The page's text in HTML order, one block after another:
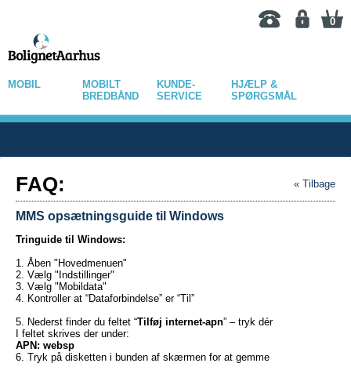
0
MOBIL
MOBILT
BREDBÅND
KUNDE-
SERVICE
HJÆLP &
SPØRGSMÅL
FAQ: « Tilbage
MMS opsætningsguide til Windows
Tringuide til Windows:
1. Åben "Hovedmenuen"
2. Vælg "Indstillinger"
3. Vælg "Mobildata"
4. Kontroller at “Dataforbindelse” er “Til”
5. Nederst finder du feltet “Tilføj internet-apn” – tryk dér
I feltet skrives der under:
APN: websp
6. Tryk på disketten i bunden af skærmen for at gemme